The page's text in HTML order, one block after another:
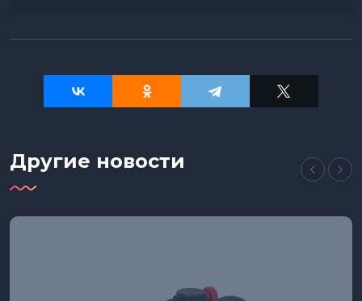
Другие новости